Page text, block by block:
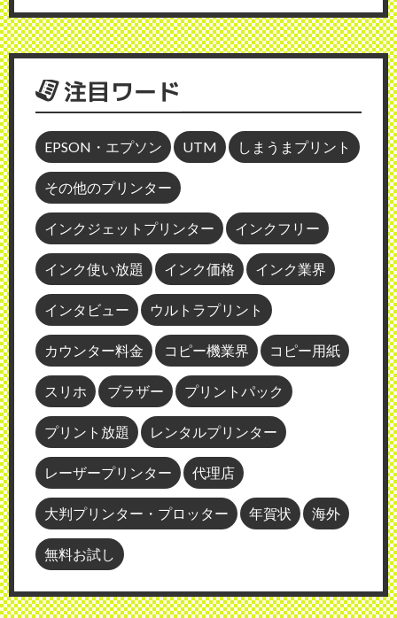
注目ワード
EPSON・エプソン UTM しまうまプリント
その他のプリンター
インクジェットプリンター インクフリー
インク使い放題 インク価格 インク業界
インタビュー ウルトラプリント
カウンター料金 コピー機業界 コピー用紙
スリホ ブラザー プリントパック
プリント放題 レンタルプリンター
レーザープリンター 代理店
大判プリンター・プロッター 年賀状 海外
無料お試し